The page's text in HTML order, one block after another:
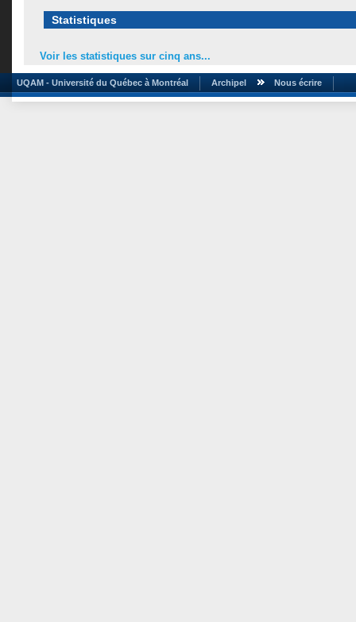
Statistiques
Voir les statistiques sur cinq ans...
UQAM - Université du Québec à Montréal Archipel Nous écrire